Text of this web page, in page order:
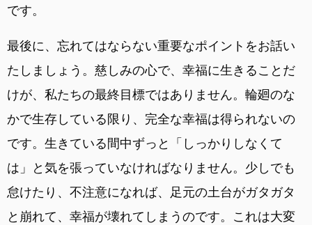
です。
最後に、忘れてはならない重要なポイントをお話い
たしましょう。慈しみの心で、幸福に生きることだ
けが、私たちの最終目標ではありません。輪廻のな
かで生存している限り、完全な幸福は得られないの
です。生きている間中ずっと「しっかりしなくて
は」と気を張っていなければなりません。少しでも
怠けたり、不注意になれば、足元の土台がガタガタ
と崩れて、幸福が壊れてしまうのです。これは大変